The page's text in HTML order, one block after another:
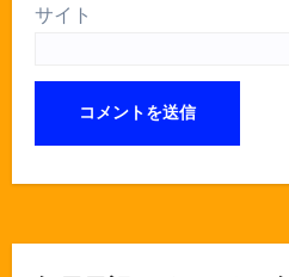
サイト